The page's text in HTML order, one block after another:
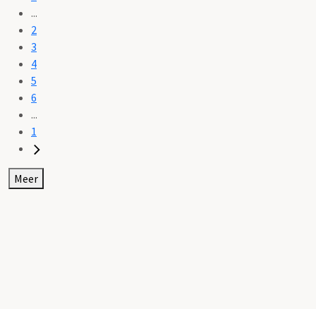
...
2
3
4
5
6
...
1
Meer